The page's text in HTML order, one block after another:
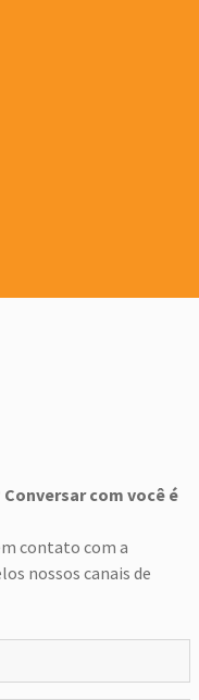
com você é
contato com a
nossos canais de